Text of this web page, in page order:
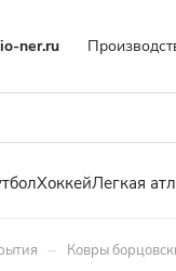
ner.ru
ХоккейЛегкая
– Ковры